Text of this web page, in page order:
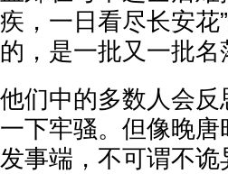
疾，一日看尽长安花
的，是一批又一批名
他们中的多数人会
一下牢骚。但像晚
发事端，不可谓不